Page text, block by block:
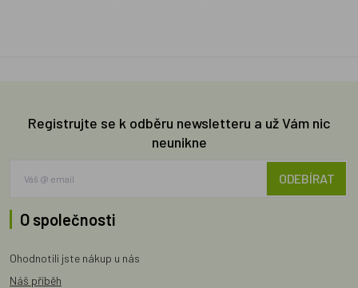
Registrujte se k odběru newsletteru a už Vám nic
neunikne
ODEBÍRAT
O společnosti
Ohodnotili jste nákup u nás
Náš příběh